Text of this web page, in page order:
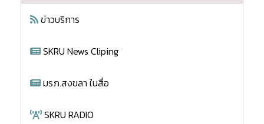
ข่าวบริการ
SKRU News Cliping
มรภ.สงขลา ในสื่อ
SKRU RADIO